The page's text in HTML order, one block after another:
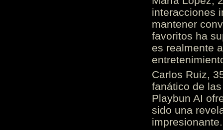
interacciones
mantener
favoritos ha
es realmente
Carlos Ruiz,
fanático de
Playbun AI
sido una